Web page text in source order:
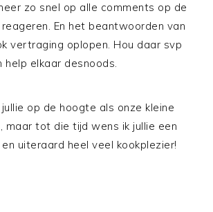
zo snel op alle comments op de
En het beantwoorden van
vertraging oplopen. Hou daar svp
help elkaar desnoods.
op de hoogte als onze kleine
maar tot die tijd wens ik jullie een
uiteraard heel veel kookplezier!